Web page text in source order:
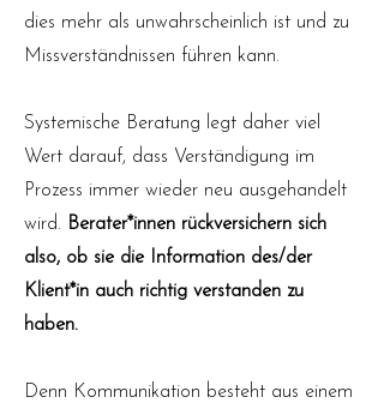
dies mehr als unwahrscheinlich ist und zu
Missverständnissen führen kann.
Systemische Beratung legt daher viel
Wert darauf, dass Verständigung im
Prozess immer wieder neu ausgehandelt
wird. Berater*innen rückversichern sich
also, ob sie die Information des/der
Klient*in auch richtig verstanden zu
haben.
Denn Kommunikation besteht aus einem